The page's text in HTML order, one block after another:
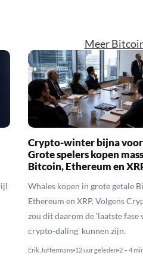
Meer
Crypto-winter bijna
Grote spelers kopen
Bitcoin, Ethereum en
Whales kopen in grote getale
Ethereum en XRP. Volgens
zou dit daarom de ‘laatste fase
crypto-daling’ kunnen zijn.
Erik Juffermans 12 uur geleden 2 – 4